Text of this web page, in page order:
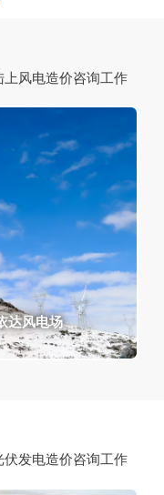
上风电造价咨询工作
电场
三峡新能源四川省金阳依达风电场
四川省金阳热柯觉风电场
伏发电造价咨询工作